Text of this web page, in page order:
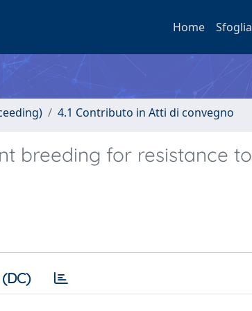
Home Sfoglia
4.1 Contributo in Atti di convegno
breeding for resistance to